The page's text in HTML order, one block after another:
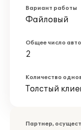
Вариант работы
Файловый
Общее число
2
Количество
Толстый
Партнер,